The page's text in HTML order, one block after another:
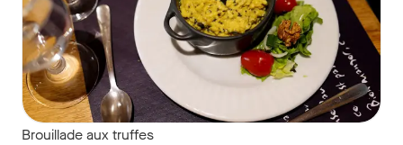
Brouillade aux truffes